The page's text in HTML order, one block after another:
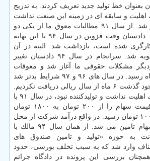
بعنوان خط تولید جدید تعریف كردند. به تدریج
اهلیت و سابقه ای در زمینه این صنعت نداشت
مشكلات شركت آغاز شد. از سال ۹۱ مطالبات معوق ما از یكی دو
ماه به ۶-۵ ماه رسید. دادستان وقت قزوین در سال ۹۴ با این بهانه
شده است، بازداشت شد. البته در آن
زمان معوقات ما تسویه شد. سرانجام در سال ۹۴ دادستان تغییر
از سال ۹۵ باردیگر مشكلات حقوقی ما آغاز شد و معوقات
كارگران به حدود ۷ ماه رسید. در سال های ۹۶ و ۹۷ شرایط بدتر شد
و در سال ۹۸ نیز با وجود گذشت ۶ ماه از سال ریالی دریافت نكردیم.
با عنایت به اینكه مالك اهلیت نداشت و تولیدكننده نبود، در سال ۹۱ با
یكسری سند سازی قیمت سهام را از ۲۰۰ تومان به ۱۸۰۰ تومان
رساند و باردیگر به ۱۰۰۰ تومان رسید. در واقع درآمد شركت از محل
این افزایش قیمت سهام تامین می شد. از همان سال ۹۴ مالك با
به حوزه «تولید و تامین صندوق های
وارد شد كه به سبب تخلف بورسی، حدود
بررسی این پرونده در دادگاه جرائم